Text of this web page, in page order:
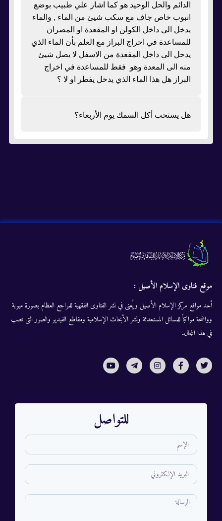
الدائم والحل الوحيد هو كما اشار علي طبيب بوضع
انبوب خاص جاف مع سكب شيئ من الماء , والماء
يدخل الى داخل الكولن او المقعدة او المصران
للمساعدة في اخراج البراز مع العلم بأن الماء الذي
يدحل الى داخل المقعدة من الاسفل لا يصل شيئ
منه الى المعدة وهو فقط للمساعدة في اخراج
البراز هل هذا الماء الذي يدخل يفطر او لا ؟
هل يستحب أكل السمك يوم الأربعاء؟
موقع فتاوى الإسلام الأصيل :
أحد مواقع مركز الإسلام الأصيل ويُعنى في نشر الفتاوى الفقهية للمراجع العظام بصورة مبوبة
وواضحة مواكباً للمسائل المستحدثة ونشر الأبحاث الإسلامية ومقاطع الفيديو والصور التى تصب
في هذا المجال.
للتواصل